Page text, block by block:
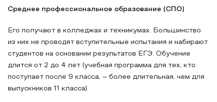
Среднее профессиональное образование (СПО)
Его получают в колледжах и техникумах. Большинство
из них не проводят вступительные испытания и набирают
студентов на основании результатов ЕГЭ. Обучение
длится от 2 до 4 лет (учебная программа для тех, кто
поступает после 9 класса, – более длительная, чем для
выпускников 11 класса).